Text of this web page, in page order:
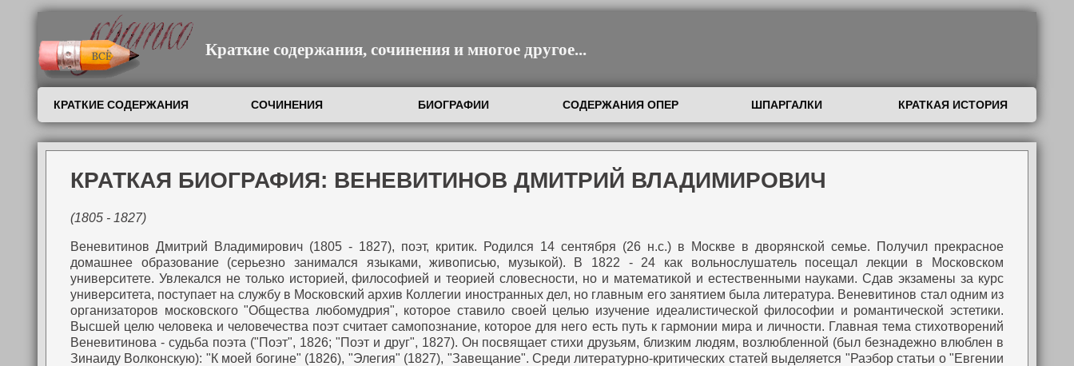
Краткие содержания, сочинения и многое другое...
КРАТКИЕ СОДЕРЖАНИЯ СОЧИНЕНИЯ БИОГРАФИИ СОДЕРЖАНИЯ ОПЕР ШПАРГАЛКИ КРАТКАЯ ИСТОРИЯ
КРАТКАЯ БИОГРАФИЯ: ВЕНЕВИТИНОВ ДМИТРИЙ ВЛАДИМИРОВИЧ
(1805 - 1827)
Веневитинов Дмитрий Владимирович (1805 - 1827), поэт, критик. Родился 14 сентября (26 н.с.) в Москве в дворянской семье. Получил прекрасное
домашнее образование (серьезно занимался языками, живописью, музыкой). В 1822 - 24 как вольнослушатель посещал лекции в Московском
университете. Увлекался не только историей, философией и теорией словесности, но и математикой и естественными науками. Сдав экзамены за курс
университета, поступает на службу в Московский архив Коллегии иностранных дел, но главным его занятием была литература. Веневитинов стал одним из
организаторов московского "Общества любомудрия", которое ставило своей целью изучение идеалистической философии и романтической эстетики.
Высшей целю человека и человечества поэт считает самопознание, которое для него есть путь к гармонии мира и личности. Главная тема стихотворений
Веневитинова - судьба поэта ("Поэт", 1826; "Поэт и друг", 1827). Он посвящает стихи друзьям, близким людям, возлюбленной (был безнадежно влюблен в
Зинаиду Волконскую): "К моей богине" (1826), "Элегия" (1827), "Завещание". Среди литературно-критических статей выделяется "Раэбор статьи о "Евгении